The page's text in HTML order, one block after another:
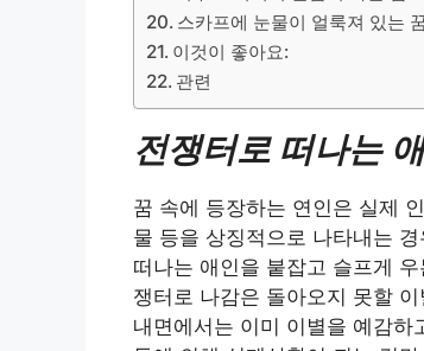
스카프에 눈물이 얼룩져 있는
이것이 좋아요:
관련
전쟁터로 떠나는
꿈 속에 등장하는 연인은 실제
물 등을 상징적으로 나타내는
떠나는 애인을 붙잡고 슬프게
쟁터로 나감은 돌아오지 못할
내면에서는 이미 이별을 예감